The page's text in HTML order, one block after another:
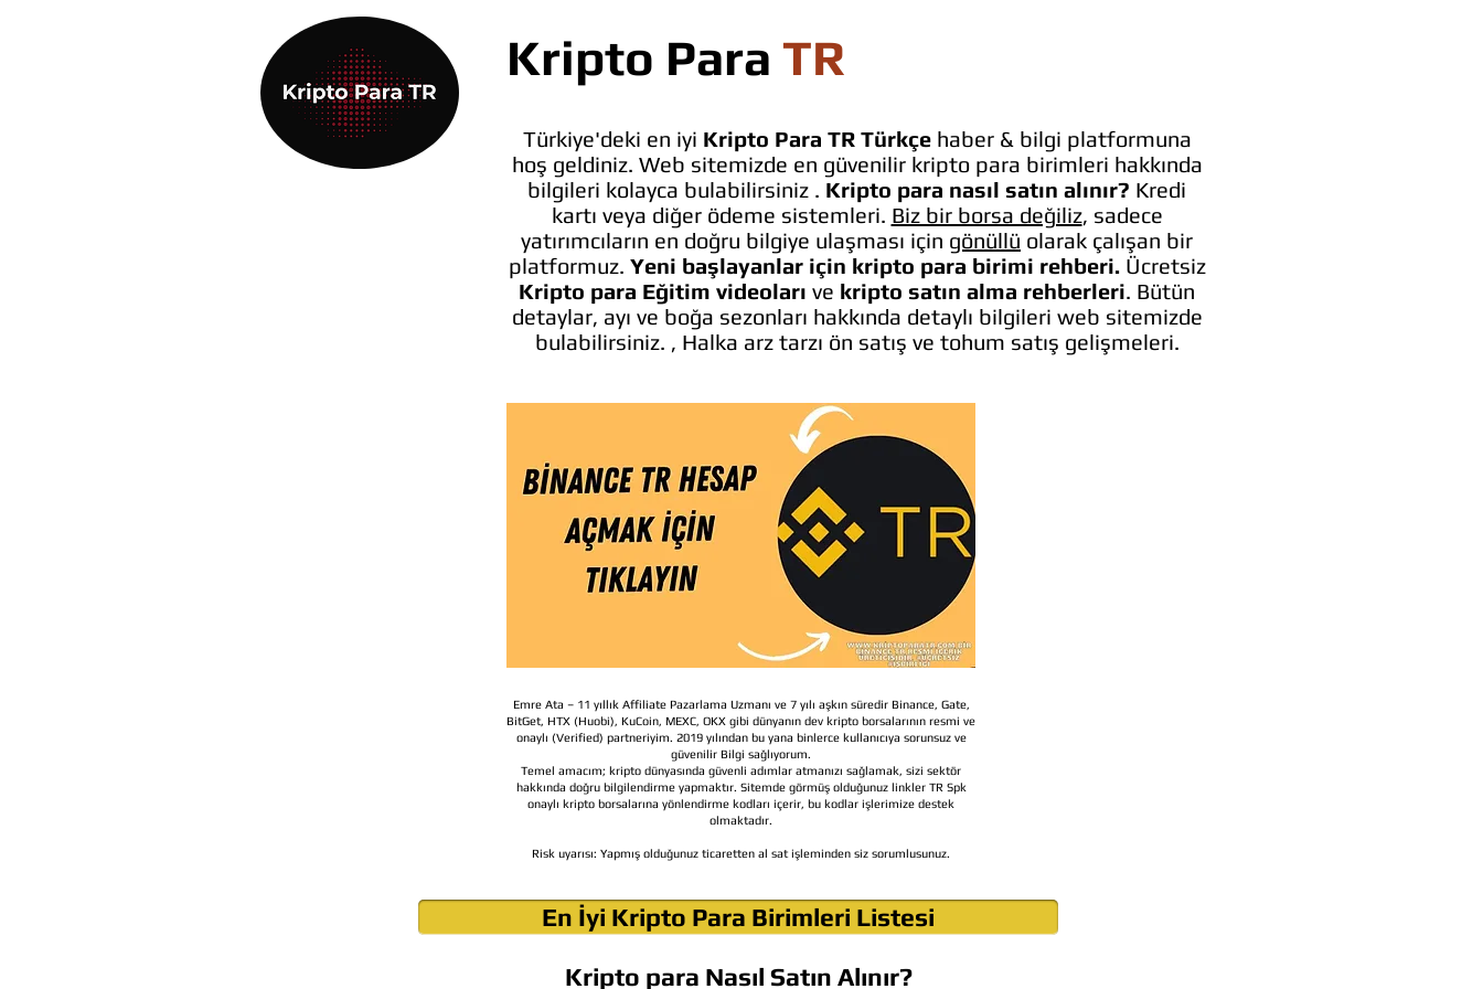
Kripto Para TR
Türkiye'deki en iyi Kripto Para TR Türkçe haber & bilgi platformuna
hoş geldiniz. Web sitemizde en güvenilir kripto para birimleri hakkında
bilgileri kolayca bulabilirsiniz . Kripto para nasıl satın alınır? Kredi
kartı veya diğer ödeme sistemleri. Biz bir borsa değiliz, sadece
yatırımcıların en doğru bilgiye ulaşması için gönüllü olarak çalışan bir
platformuz. Yeni başlayanlar için kripto para birimi rehberi. Ücretsiz
Kripto para Eğitim videoları ve kripto satın alma rehberleri. Bütün
detaylar, ayı ve boğa sezonları hakkında detaylı bilgileri web sitemizde
bulabilirsiniz. , Halka arz tarzı ön satış ve tohum satış gelişmeleri.
Emre Ata – 11 yıllık Affiliate Pazarlama Uzmanı ve 7 yılı aşkın süredir Binance, Gate,
BitGet, HTX (Huobi), KuCoin, MEXC, OKX gibi dünyanın dev kripto borsalarının resmi ve
onaylı (Verified) partneriyim. 2019 yılından bu yana binlerce kullanıcıya sorunsuz ve
güvenilir Bilgi sağlıyorum.
Temel amacım; kripto dünyasında güvenli adımlar atmanızı sağlamak, sizi sektör
hakkında doğru bilgilendirme yapmaktır. Sitemde görmüş olduğunuz linkler TR Spk
onaylı kripto borsalarına yönlendirme kodları içerir, bu kodlar işlerimize destek
olmaktadır.
Risk uyarısı: Yapmış olduğunuz ticaretten al sat işleminden siz sorumlusunuz.
En İyi Kripto Para Birimleri Listesi
Kripto para Nasıl Satın Alınır?